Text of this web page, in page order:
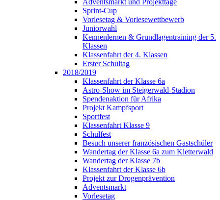
Sprint-Cup
Vorlesetag & Vorlesewettbewerb
Juniorwahl
Kennenlernen & Grundlagentraining der 5.
Klassen
Klassenfahrt der 4. Klassen
Erster Schultag
2018/2019
Klassenfahrt der Klasse 6a
Astro-Show im Steigerwald-Stadion
Spendenaktion für Afrika
Projekt Kampfsport
Sportfest
Klassenfahrt Klasse 9
Schulfest
Besuch unserer französischen Gastschüler
Wandertag der Klasse 6a zum Kletterwald
Wandertag der Klasse 7b
Klassenfahrt der Klasse 6b
Projekt zur Drogenprävention
Adventsmarkt
Vorlesetag